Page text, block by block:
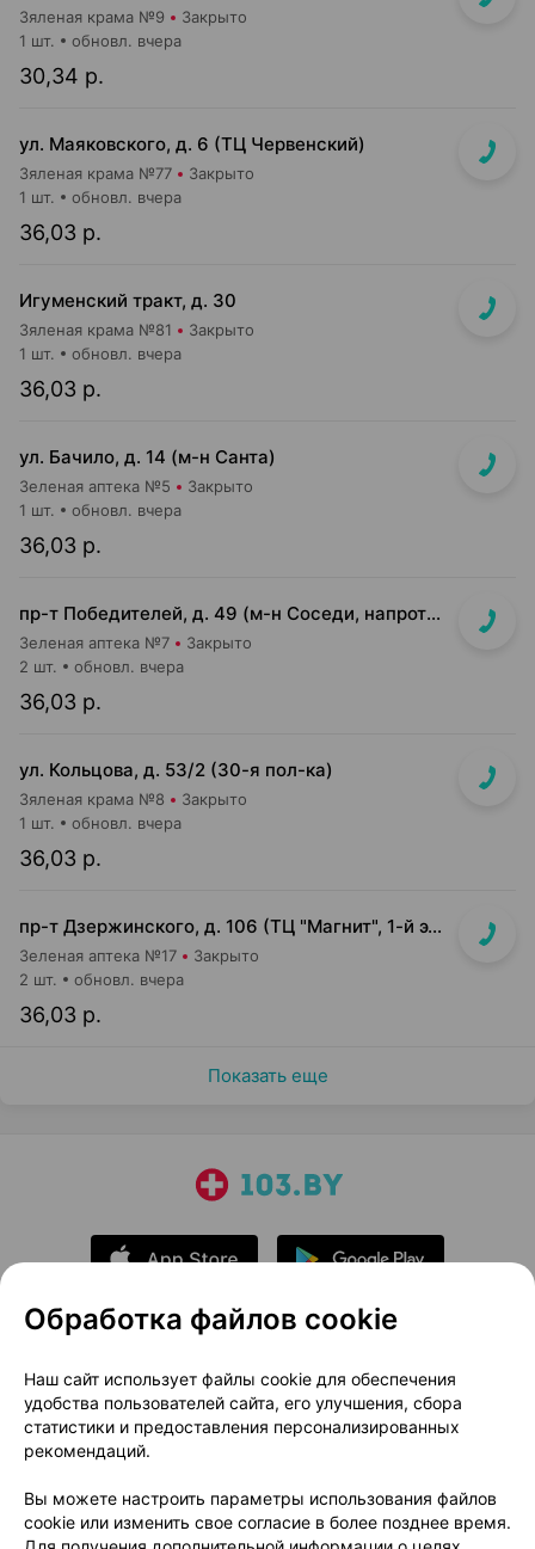
Зяленая крама №9 Закрыто
30,34 р.
1 шт. обновл. вчера
ул. Маяковского, д. 6 (ТЦ Червенский)
Зяленая крама №77 Закрыто
36,03 р.
1 шт. обновл. вчера
Игуменский тракт, д. 30
Зяленая крама №81 Закрыто
36,03 р.
1 шт. обновл. вчера
ул. Бачило, д. 14 (м-н Санта)
Зеленая аптека №5 Закрыто
36,03 р.
1 шт. обновл. вчера
пр-т Победителей, д. 49 (м-н Соседи, напротив Стеллы)
Зеленая аптека №7 Закрыто
36,03 р.
2 шт. обновл. вчера
ул. Кольцова, д. 53/2 (30-я пол-ка)
Зяленая крама №8 Закрыто
36,03 р.
1 шт. обновл. вчера
пр-т Дзержинского, д. 106 (ТЦ "Магнит", 1-й этаж, справа от центр. входа)
Зеленая аптека №17 Закрыто
36,03 р.
2 шт. обновл. вчера
Показать еще
О проекте
Новости проекта
Размещение рекламы
Медицинский маркетинг
Публичный договор
Доставка
Способы оплаты
Вакансии
Партнеры
Написать руководителю 103.by
Обработка файлов cookie
Наш сайт использует файлы cookie для обеспечения
удобства пользователей сайта, его улучшения, сбора
статистики и предоставления персонализированных
рекомендаций.
Вы можете настроить параметры использования файлов
cookie или изменить свое согласие в более позднее время.